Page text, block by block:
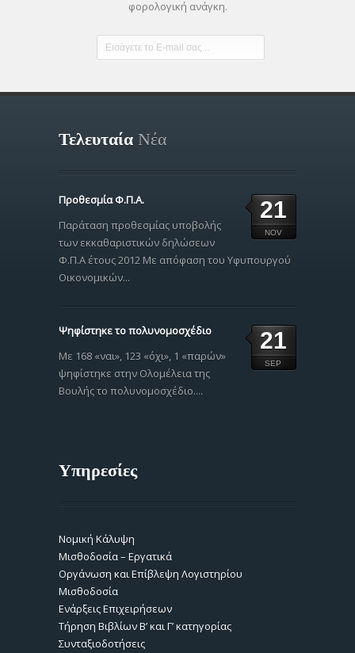
φορολογική ανάγκη.
Τελευταία Νέα
21
NOV
Προθεσμία Φ.Π.Α.
Παράταση προθεσμίας υποβολής
των εκκαθαριστικών δηλώσεων
Φ.Π.Α έτους 2012 Με απόφαση του Υφυπουργού
Οικονομικών...
21
SEP
Ψηφίστηκε το πολυνομοσχέδιο
Με 168 «ναι», 123 «όχι», 1 «παρών»
ψηφίστηκε στην Ολομέλεια της
Βουλής το πολυνομοσχέδιο....
Υπηρεσίες
Νομική Κάλυψη
Μισθοδοσία – Εργατικά
Οργάνωση και Επίβλεψη Λογιστηρίου
Μισθοδοσία
Ενάρξεις Επιχειρήσεων
Τήρηση Βιβλίων Β’ και Γ’ κατηγορίας
Συνταξιοδοτήσεις